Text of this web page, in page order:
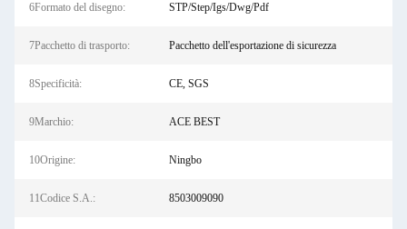
6Formato del disegno: STP/Step/Igs/Dwg/Pdf
7Pacchetto di trasporto: Pacchetto dell'esportazione di sicurezza
8Specificità: CE, SGS
9Marchio: ACE BEST
10Origine: Ningbo
11Codice S.A.: 8503009090